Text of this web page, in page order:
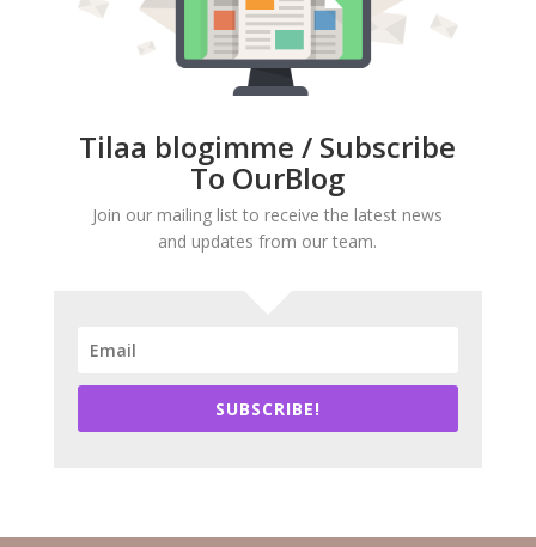
Tilaa blogimme / Subscribe
To OurBlog
Join our mailing list to receive the latest news
and updates from our team.
SUBSCRIBE!